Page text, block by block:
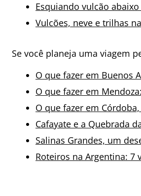
Esquiando vulcão
Vulcões, neve e trilhas
Se você planeja uma viagem
O que fazer em Buenos
O que fazer em
O que fazer em
Cafayate e a Quebrada
Salinas Grandes, um
Roteiros na Argentina: 7